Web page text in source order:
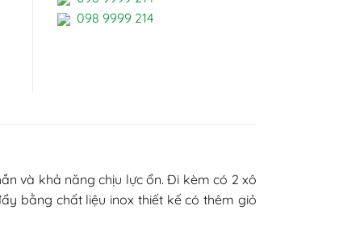
098 9999 214
và khả năng chịu lực ổn. Đi kèm có 2 xô
bằng chất liệu inox thiết kế có thêm giỏ